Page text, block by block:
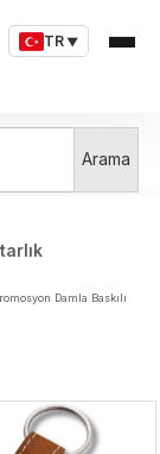
TR ▼
Arama
Damla Baskılı